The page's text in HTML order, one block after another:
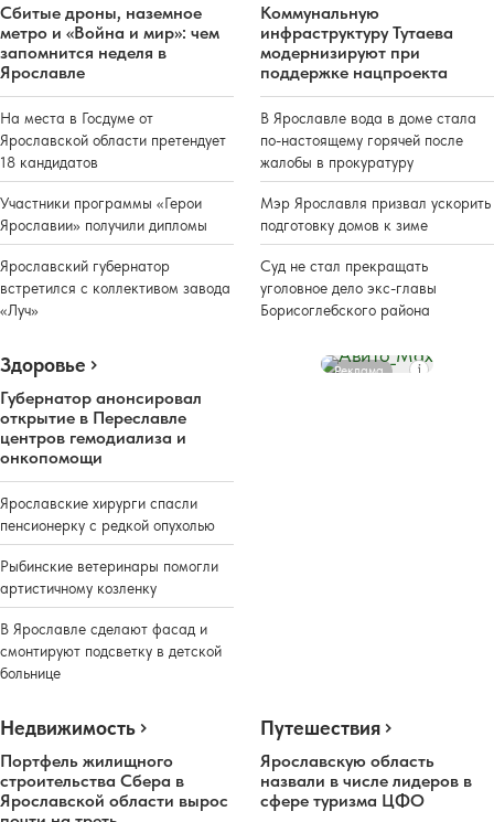
Сбитые дроны, наземное
метро и «Война и мир»: чем
запомнится неделя в
Ярославле
На места в Госдуме от
Ярославской области претендует
18 кандидатов
Участники программы «Герои
Ярославии» получили дипломы
Ярославский губернатор
встретился с коллективом завода
«Луч»
Коммунальную
инфраструктуру Тутаева
модернизируют при
поддержке нацпроекта
В Ярославле вода в доме стала
по-настоящему горячей после
жалобы в прокуратуру
Мэр Ярославля призвал ускорить
подготовку домов к зиме
Суд не стал прекращать
уголовное дело экс-главы
Борисоглебского района
Здоровье
Губернатор анонсировал
открытие в Переславле
центров гемодиализа и
онкопомощи
Ярославские хирурги спасли
пенсионерку с редкой опухолью
Рыбинские ветеринары помогли
артистичному козленку
В Ярославле сделают фасад и
смонтируют подсветку в детской
больнице
Реклама
Недвижимость
Портфель жилищного
строительства Сбера в
Ярославской области вырос
Путешествия
Ярославскую область
назвали в числе лидеров в
сфере туризма ЦФО